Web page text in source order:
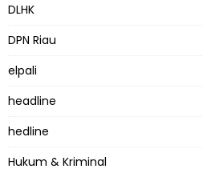
DLHK
DPN Riau
elpali
headline
hedline
Hukum & Kriminal